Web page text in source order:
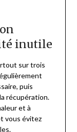
inutile
sur trois
puis
récupération.
et à
vous évitez